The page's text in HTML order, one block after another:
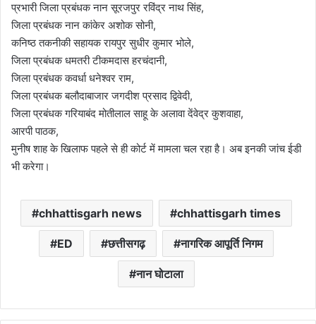
प्रभारी जिला प्रबंधक नान सूरजपुर रविंद्र नाथ सिंह,
जिला प्रबंधक नान कांकेर अशोक सोनी,
कनिष्ठ तकनीकी सहायक रायपुर सुधीर कुमार भोले,
जिला प्रबंधक धमतरी टीकमदास हरचंदानी,
जिला प्रबंधक कवर्धा धनेश्वर राम,
जिला प्रबंधक बलौदाबाजार जगदीश प्रसाद द्विवेदी,
जिला प्रबंधक गरियाबंद मोतीलाल साहू के अलावा देंवेद्र कुशवाहा,
आरपी पाठक,
मुनीष शाह के खिलाफ पहले से ही कोर्ट में मामला चल रहा है। अब इनकी जांच ईडी
भी करेगा।
chhattisgarh news chhattisgarh times
ED छत्तीसगढ़ नागरिक आपूर्ति निगम
नान घोटाला